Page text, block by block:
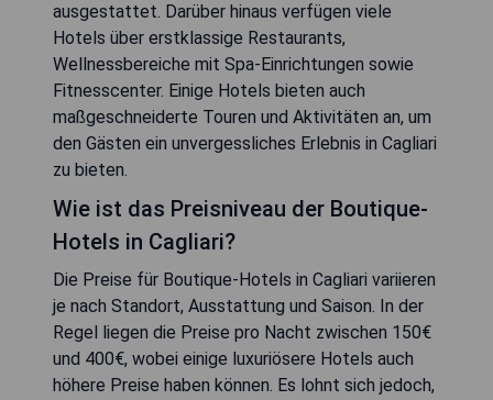
ausgestattet. Darüber hinaus verfügen viele
Hotels über erstklassige Restaurants,
Wellnessbereiche mit Spa-Einrichtungen sowie
Fitnesscenter. Einige Hotels bieten auch
maßgeschneiderte Touren und Aktivitäten an, um
den Gästen ein unvergessliches Erlebnis in Cagliari
zu bieten.
Wie ist das Preisniveau der Boutique-
Hotels in Cagliari?
Die Preise für Boutique-Hotels in Cagliari variieren
je nach Standort, Ausstattung und Saison. In der
Regel liegen die Preise pro Nacht zwischen 150€
und 400€, wobei einige luxuriösere Hotels auch
höhere Preise haben können. Es lohnt sich jedoch,